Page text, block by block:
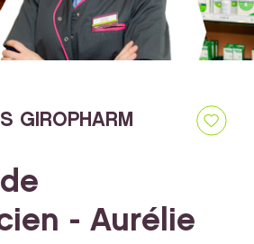
GIROPHARM
- Aurélie